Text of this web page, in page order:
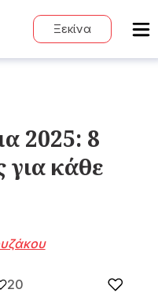
Ξεκίνα
2025: 8
για κάθε
20